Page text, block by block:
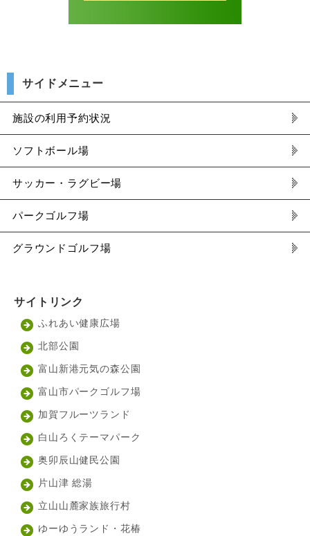
サイドメニュー
施設の利用予約状況
ソフトボール場
サッカー・ラグビー場
パークゴルフ場
グラウンドゴルフ場
サイトリンク
ふれあい健康広場
北部公園
富山新港元気の森公園
富山市パークゴルフ場
加賀フルーツランド
白山ろくテーマパーク
奥卯辰山健民公園
片山津 総湯
立山山麓家族旅行村
ゆーゆうランド・花椿